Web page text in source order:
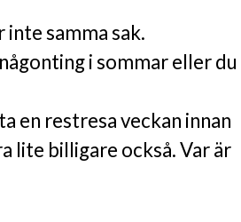
inte samma sak.
i sommar eller du
en restresa veckan innan
lite billigare också. Var är